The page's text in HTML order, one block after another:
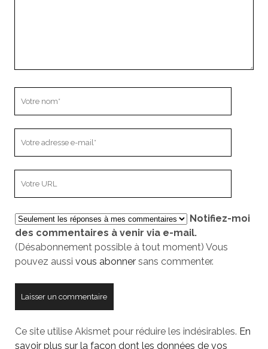
mail
votre
site
Notifiez-moi
des commentaires à venir via e-mail.
(Désabonnement possible à tout moment) Vous
pouvez aussi vous abonnersans commenter.
Ce site utilise Akismet pour réduire les indésirables. En
savoir plus sur la façon dont les données de vos